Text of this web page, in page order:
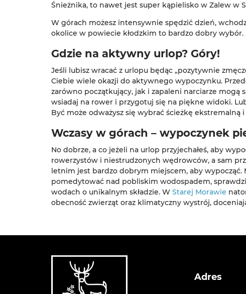
Śnieżnika, to nawet jest super kąpielisko w Zalew w
W górach możesz intensywnie spędzić dzień,
okolice w powiecie kłodzkim to bardzo dobry wybór.
Gdzie na aktywny urlop? Góry!
Jeśli lubisz wracać z urlopu będąc „pozytywnie
Ciebie wiele okazji do aktywnego wypoczynku.
zarówno początkujący, jak i zapaleni narciarze
wsiadaj na rower i przygotuj się na piękne widoki.
Być może odważysz się wybrać ścieżkę
Wczasy w górach – wypoczynek
No dobrze, a co jeżeli na urlop przyjechałeś, aby
rowerzystów i niestrudzonych wędrowców, a sam
letnim jest bardzo dobrym miejscem, aby
pomedytować nad pobliskim wodospadem,
wodach o unikalnym składzie. W Starej Morawie
obecność zwierząt oraz klimatyczny wystrój,
Adres